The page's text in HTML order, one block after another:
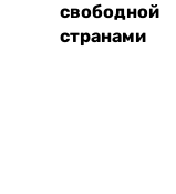
свободной
странами